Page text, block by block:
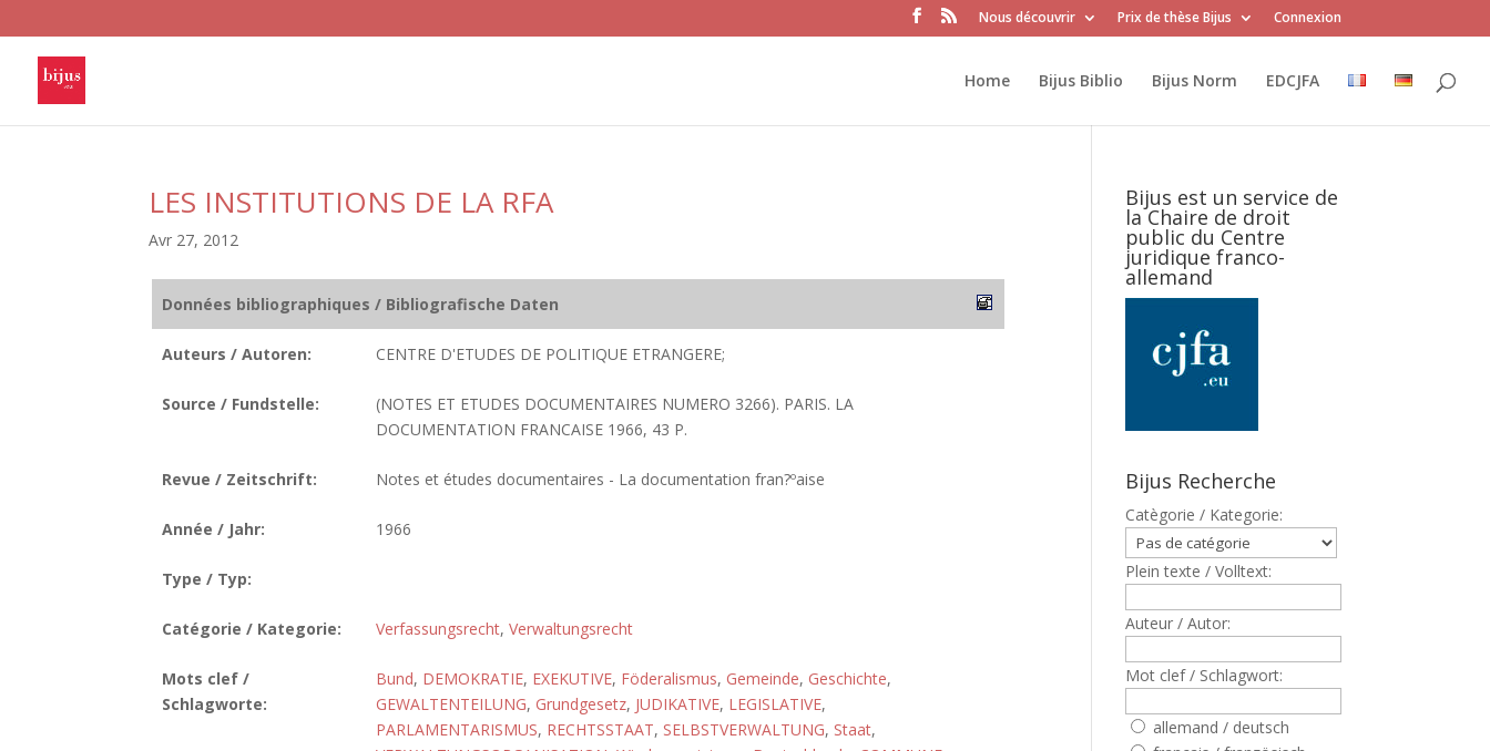
Nous découvrir Prix de thèse Bijus Connexion
Home Bijus Biblio Bijus Norm EDCJFA
LES INSTITUTIONS DE LA RFA
Avr 27, 2012
Données bibliographiques / Bibliografische Daten
Auteurs / Autoren: CENTRE D'ETUDES DE POLITIQUE ETRANGERE;
Source / Fundstelle:
(NOTES ET ETUDES DOCUMENTAIRES NUMERO 3266). PARIS. LA
DOCUMENTATION FRANCAISE 1966, 43 P.
Revue / Zeitschrift: Notes et études documentaires - La documentation fran?ºaise
Année / Jahr: 1966
Type / Typ:
Catégorie / Kategorie: Verfassungsrecht, Verwaltungsrecht
Mots clef /
Schlagworte:
Bund, DEMOKRATIE, EXEKUTIVE, Föderalismus, Gemeinde, Geschichte,
GEWALTENTEILUNG, Grundgesetz, JUDIKATIVE, LEGISLATIVE,
PARLAMENTARISMUS, RECHTSSTAAT, SELBSTVERWALTUNG, Staat,
Bijus est un service de
la Chaire de droit
public du Centre
juridique franco-
allemand
Bijus Recherche
Catègorie / Kategorie:
Plein texte / Volltext:
Auteur / Autor:
Mot clef / Schlagwort:
allemand / deutsch